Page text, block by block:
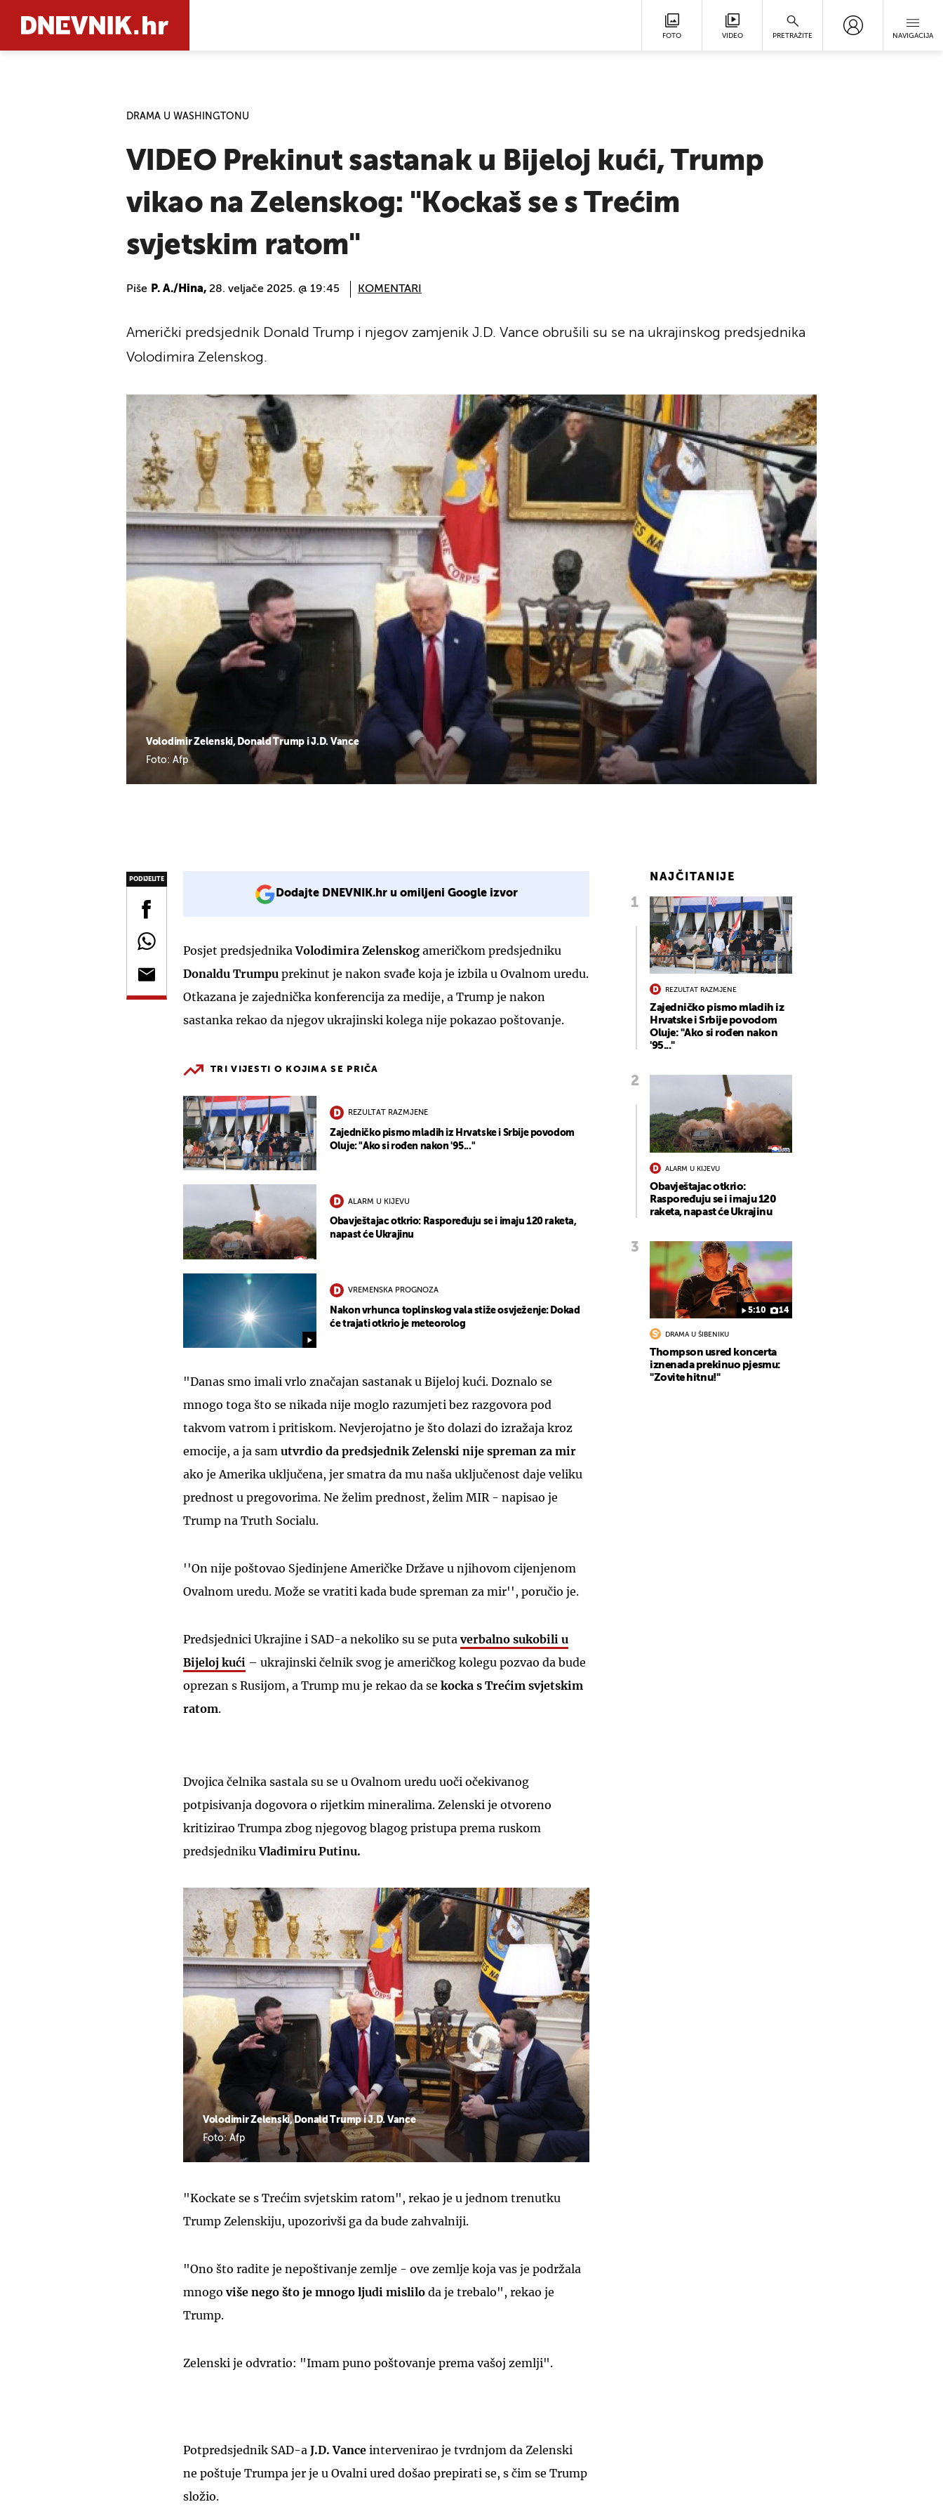
FOTO VIDEO PRETRAŽITE NAVIGACIJA
DRAMA U WASHINGTONU
VIDEO Prekinut sastanak u Bijeloj kući, Trump
vikao na Zelenskog: "Kockaš se s Trećim
svjetskim ratom"
Piše P. A./Hina, 28. veljače 2025. @ 19:45 KOMENTARI
Volodimir Zelenski, Donald Trump i J.D. Vance
Foto: Afp
Američki predsjednik Donald Trump i njegov zamjenik J.D. Vance obrušili su se na ukrajinskog predsjednika
Volodimira Zelenskog.
PODIJELITE
Dodajte DNEVNIK.hr u omiljeni Google izvor
Posjet predsjednikaVolodimira Zelenskog američkom predsjedniku
Donaldu Trumpu prekinut je nakon svađe koja je izbila u Ovalnom uredu.
Otkazana je zajednička konferencija za medije, a Trump je nakon
sastanka rekao da njegov ukrajinski kolega nije pokazao poštovanje.
TRI VIJESTI O KOJIMA SE PRIČA
REZULTAT RAZMJENE
Zajedničko pismo mladih iz Hrvatske i Srbije povodom
Oluje: "Ako si rođen nakon '95..."
ALARM U KIJEVU
Obavještajac otkrio: Raspoređuju se i imaju 120 raketa,
napast će Ukrajinu
VREMENSKA PROGNOZA
Nakon vrhunca toplinskog vala stiže osvježenje: Dokad
će trajati otkrio je meteorolog
"Danas smo imali vrlo značajan sastanak u Bijeloj kući. Doznalo se
mnogo toga što se nikada nije moglo razumjeti bez razgovora pod
takvom vatrom i pritiskom. Nevjerojatno je što dolazi do izražaja kroz
emocije, a ja sam utvrdio da predsjednik Zelenski nije spreman za mir
ako je Amerika uključena, jer smatra da mu naša uključenost daje veliku
prednost u pregovorima. Ne želim prednost, želim MIR - napisao je
Trump na Truth Socialu.
''On nije poštovao Sjedinjene Američke Države u njihovom cijenjenom
Ovalnom uredu. Može se vratiti kada bude spreman za mir'', poručio je.
Predsjednici Ukrajine i SAD-a nekoliko su se putaverbalno sukobili u
Bijeloj kući – ukrajinski čelnik svog je američkog kolegu pozvao da bude
oprezan s Rusijom, a Trump mu je rekao da se kocka s Trećim svjetskim
ratom.
Dvojica čelnika sastala su se u Ovalnom uredu uoči očekivanog
potpisivanja dogovora o rijetkim mineralima. Zelenski je otvoreno
kritizirao Trumpa zbog njegovog blagog pristupa prema ruskom
predsjednikuVladimiru Putinu.
Volodimir Zelenski, Donald Trump i J.D. Vance
Foto: Afp
"Kockate se s Trećim svjetskim ratom", rekao je u jednom trenutku
Trump Zelenskiju, upozorivši ga da bude zahvalniji.
"Ono što radite je nepoštivanje zemlje - ove zemlje koja vas je podržala
mnogoviše nego što je mnogo ljudi mislilo da je trebalo", rekao je
Trump.
Zelenski je odvratio: "Imam puno poštovanje prema vašoj zemlji".
Potpredsjednik SAD-a J.D. Vance intervenirao je tvrdnjom da Zelenski
ne poštuje Trumpa jer je u Ovalni ured došao prepirati se, s čim se Trump
složio.
NAJČITANIJE
REZULTAT RAZMJENE
Zajedničko pismo mladih iz
Hrvatske i Srbije povodom
Oluje: "Ako si rođen nakon
'95..."
ALARM U KIJEVU
Obavještajac otkrio:
Raspoređuju se i imaju 120
raketa, napast će Ukrajinu
5:10 14
DRAMA U ŠIBENIKU
Thompson usred koncerta
iznenada prekinuo pjesmu:
"Zovite hitnu!"
UKLJUČITE NOTIFIKACIJE